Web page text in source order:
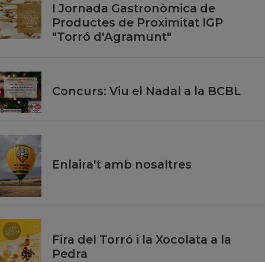
I Jornada Gastronòmica de
Productes de Proximitat IGP
"Torró d'Agramunt"
Concurs: Viu el Nadal a la BCBL
Enlaira't amb nosaltres
Fira del Torró i la Xocolata a la
Pedra